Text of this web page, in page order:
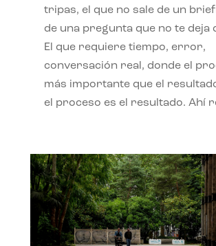
tripas, el que no sale de un
de una pregunta que no te deja
El que requiere tiempo, error,
conversación real, donde el
más importante que el
el proceso es el resultado. Ahí